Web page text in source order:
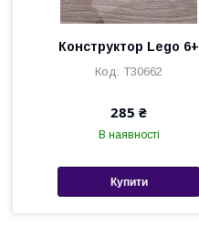
Конструктор Lego 6+
Т30662
285 ₴
В наявності
Купити